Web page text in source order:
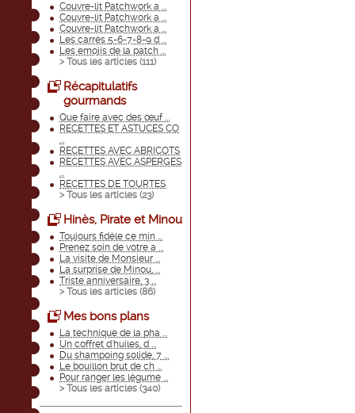
Couvre-lit Patchwork a ...
Couvre-lit Patchwork a ...
Couvre-lit Patchwork a ...
Les carrés 5-6-7-8-9 d ...
Les emojis de la patch ...
> Tous les articles (111)
Récapitulatifs
gourmands
Que faire avec des œuf ...
RECETTES ET ASTUCES CO
...
RECETTES AVEC ABRICOTS
RECETTES AVEC ASPERGES
...
RECETTES DE TOURTES
> Tous les articles (23)
Hinès, Pirate et Minou
Toujours fidèle ce min ...
Prenez soin de votre a ...
La visite de Monsieur ...
La surprise de Minou, ...
Triste anniversaire, 3 ...
> Tous les articles (86)
Mes bons plans
La technique de la pha ...
Un coffret d'huiles, d ...
Du shampoing solide, 7 ...
Le bouillon brut de ch ...
Pour ranger les légume ...
> Tous les articles (340)